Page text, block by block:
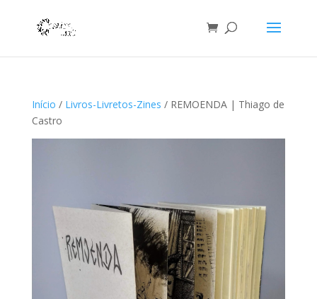
Início / Livros-Livretos-Zines / REMOENDA | Thiago de
Castro